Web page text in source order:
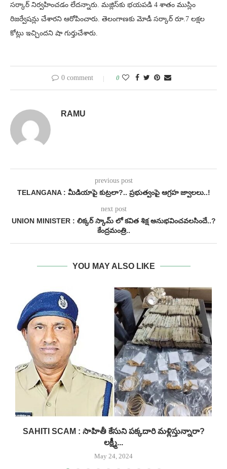
సర్కార్ నిర్వహించడం లేదన్నారు. మజ్లిస్‌కు భయపడి 4 శాతం ముస్లిం
రిజర్వేషన్లు చేశారని ఆరోపించారు. తెలంగాణకు మోడీ సర్కార్‌ రూ.7 లక్షల
కోట్లు ఇచ్చిందని షా గుర్తుచేశారు.
0 comment 0
RAMU
previous post
TELANGANA : మీడియాపై కుట్రలా?.. ప్రభుత్వంపై ఆగ్రహ జ్వాలలు..!
next post
UNION MINISTER : లిక్కర్ స్కామ్ లో కవిత శిక్ష అనుభవించవలసిందే..?
కేంద్రమంత్రి..
YOU MAY ALSO LIKE
SAHITI SCAM : సాహితీ కేసుని పక్కదారి మళ్లిస్తున్నారా?
లక్ష్మీ...
May 24, 2024